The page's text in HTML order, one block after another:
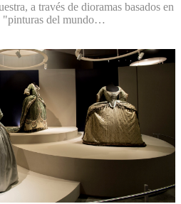
a través de dioramas basados en
"pinturas del mundo…